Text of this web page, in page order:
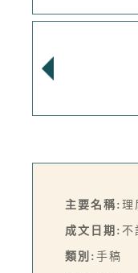
主要名稱: 理
成文日期: 不
類別: 手稿